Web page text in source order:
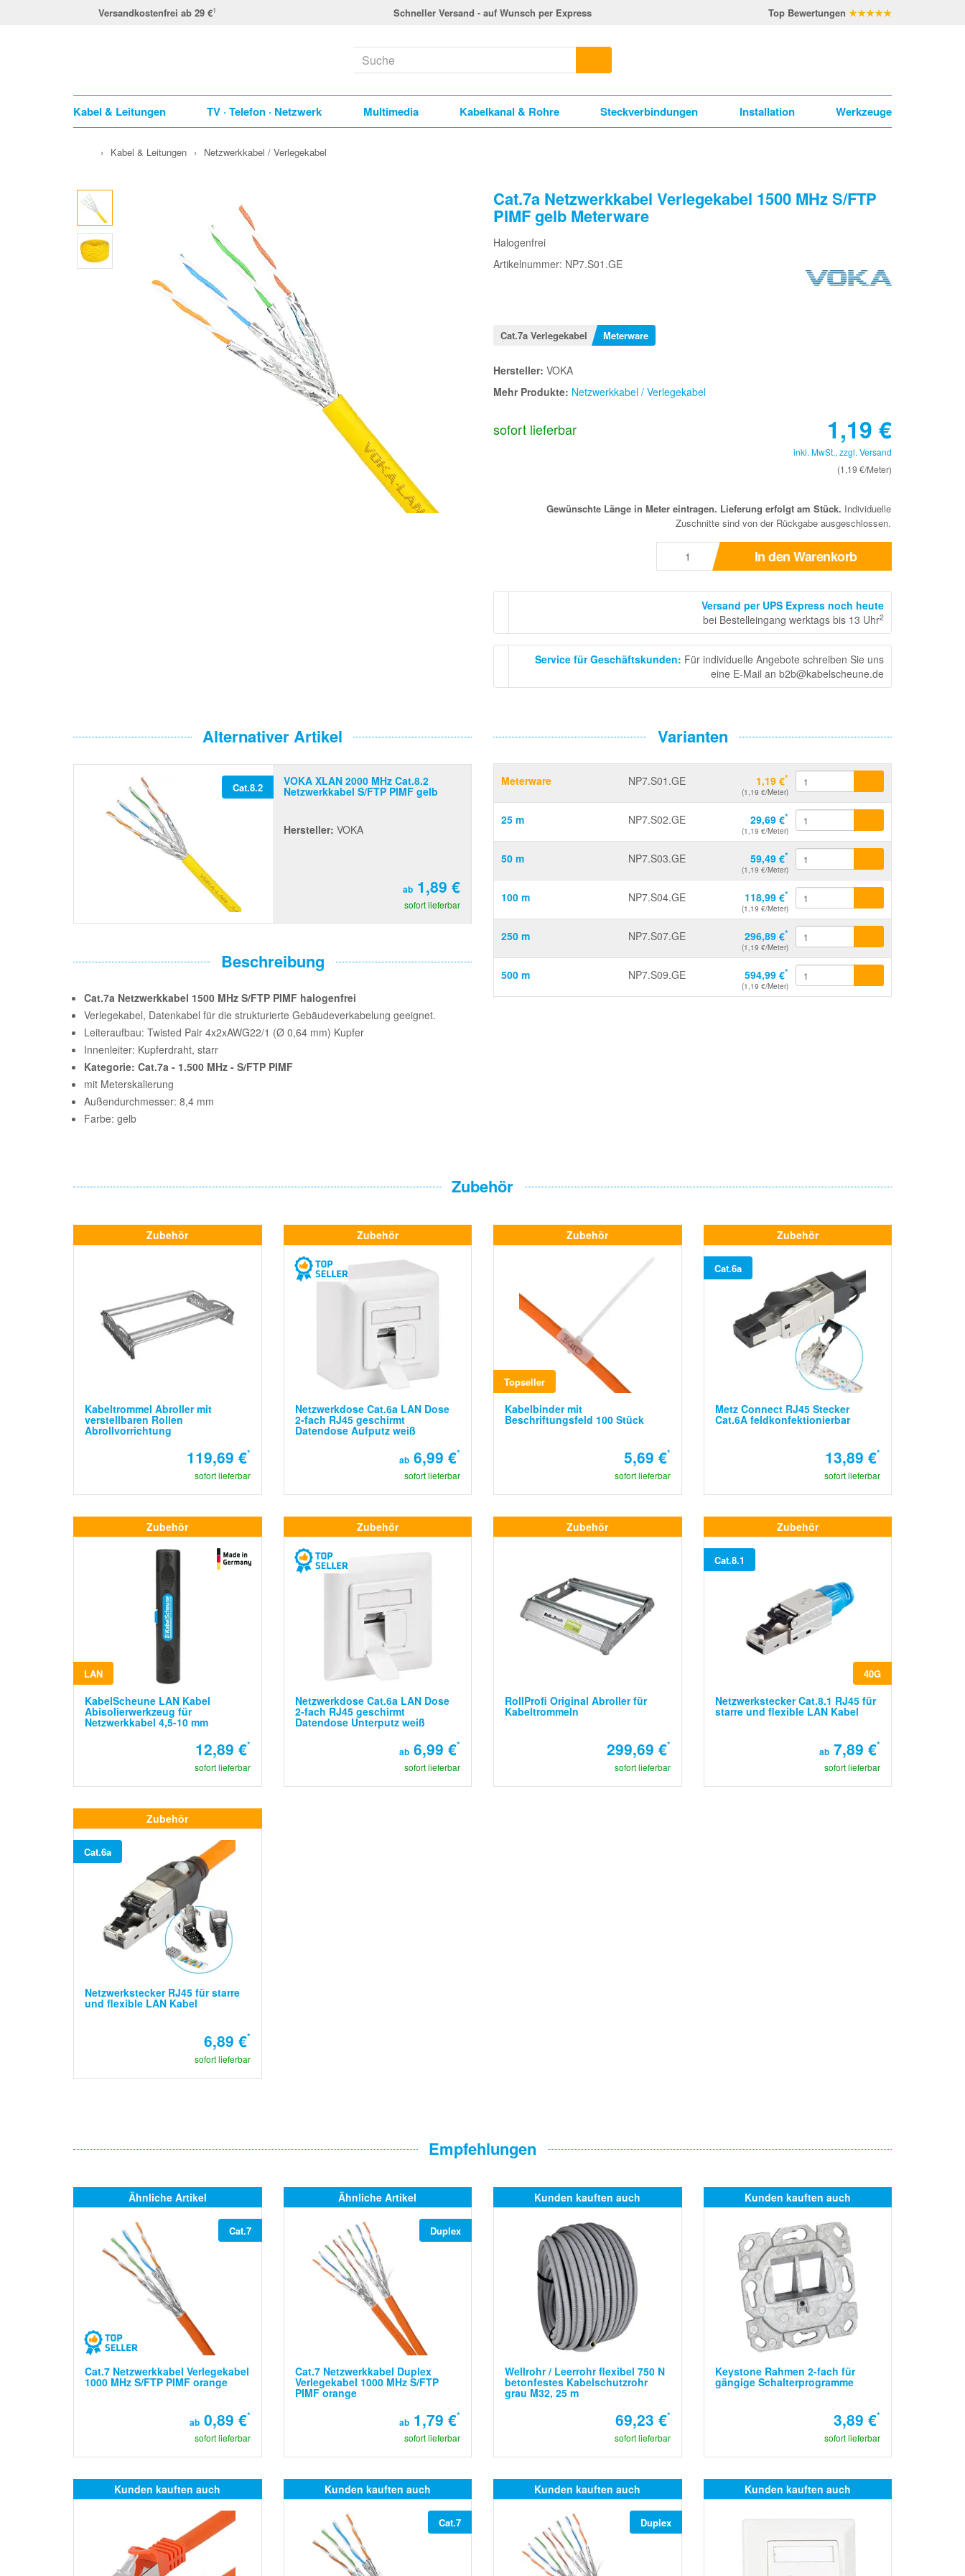
Versandkostenfrei ab 29 €1 Schneller Versand - auf Wunsch per Express Top Bewertungen ★★★★★
Kabel & Leitungen TV · Telefon · Netzwerk Multimedia Kabelkanal & Rohre Steckverbindungen Installation Werkzeuge
› Kabel & Leitungen › Netzwerkkabel / Verlegekabel
Cat.7a Netzwerkkabel Verlegekabel 1500 MHz S/FTP
PIMF gelb Meterware
Halogenfrei
Artikelnummer: NP7.S01.GE
Cat.7a Verlegekabel Meterware
Hersteller: VOKA
Mehr Produkte: Netzwerkkabel / Verlegekabel
sofort lieferbar 1,19 €
inkl. MwSt., zzgl. Versand
(1,19 €/Meter)
Gewünschte Länge in Meter eintragen. Lieferung erfolgt am Stück. Individuelle
Zuschnitte sind von der Rückgabe ausgeschlossen.
In den Warenkorb
Versand per UPS Express noch heute
bei Bestelleingang werktags bis 13 Uhr2
Service für Geschäftskunden: Für individuelle Angebote schreiben Sie uns
eine E-Mail an b2b@kabelscheune.de
Varianten
Meterware NP7.S01.GE 1,19 €*
(1,19 €/Meter)
25 m NP7.S02.GE 29,69 €*
(1,19 €/Meter)
50 m NP7.S03.GE 59,49 €*
(1,19 €/Meter)
100 m NP7.S04.GE 118,99 €*
(1,19 €/Meter)
250 m NP7.S07.GE 296,89 €*
(1,19 €/Meter)
500 m NP7.S09.GE 594,99 €*
(1,19 €/Meter)
Alternativer Artikel
Cat.8.2 VOKA XLAN 2000 MHz Cat.8.2
Netzwerkkabel S/FTP PIMF gelb
Hersteller: VOKA
ab 1,89 €
sofort lieferbar
Beschreibung
Cat.7a Netzwerkkabel 1500 MHz S/FTP PIMF halogenfrei
Verlegekabel, Datenkabel für die strukturierte Gebäudeverkabelung geeignet.
Leiteraufbau: Twisted Pair 4x2xAWG22/1 (Ø 0,64 mm) Kupfer
Innenleiter: Kupferdraht, starr
Kategorie: Cat.7a - 1.500 MHz - S/FTP PIMF
mit Meterskalierung
Außendurchmesser: 8,4 mm
Farbe: gelb
Zubehör
Zubehör
Kabeltrommel Abroller mit
verstellbaren Rollen
Abrollvorrichtung
119,69 €*
sofort lieferbar
Zubehör
Netzwerkdose Cat.6a LAN Dose
2-fach RJ45 geschirmt
Datendose Aufputz weiß
ab 6,99 €*
sofort lieferbar
Zubehör
Topseller
Kabelbinder mit
Beschriftungsfeld 100 Stück
5,69 €*
sofort lieferbar
Zubehör
Cat.6a
Metz Connect RJ45 Stecker
Cat.6A feldkonfektionierbar
13,89 €*
sofort lieferbar
Zubehör
LAN
KabelScheune LAN Kabel
Abisolierwerkzeug für
Netzwerkkabel 4,5-10 mm
12,89 €*
sofort lieferbar
Zubehör
Netzwerkdose Cat.6a LAN Dose
2-fach RJ45 geschirmt
Datendose Unterputz weiß
ab 6,99 €*
sofort lieferbar
Zubehör
RollProfi Original Abroller für
Kabeltrommeln
299,69 €*
sofort lieferbar
Zubehör
Cat.8.1
40G
Netzwerkstecker Cat.8.1 RJ45 für
starre und flexible LAN Kabel
ab 7,89 €*
sofort lieferbar
Zubehör
Cat.6a
Netzwerkstecker RJ45 für starre
und flexible LAN Kabel
6,89 €*
sofort lieferbar
Empfehlungen
Ähnliche Artikel
Cat.7
Cat.7 Netzwerkkabel Verlegekabel
1000 MHz S/FTP PIMF orange
ab0,89 €*
sofort lieferbar
Ähnliche Artikel
Duplex
Cat.7 Netzwerkkabel Duplex
Verlegekabel 1000 MHz S/FTP
PIMF orange
ab 1,79 €*
sofort lieferbar
Kunden kauften auch
Wellrohr / Leerrohr flexibel 750 N
betonfestes Kabelschutzrohr
grau M32, 25 m
69,23 €*
sofort lieferbar
Kunden kauften auch
Keystone Rahmen 2-fach für
gängige Schalterprogramme
3,89 €*
sofort lieferbar
Kunden kauften auch Kunden kauften auch
Cat.7
Kunden kauften auch
Duplex
Kunden kauften auch